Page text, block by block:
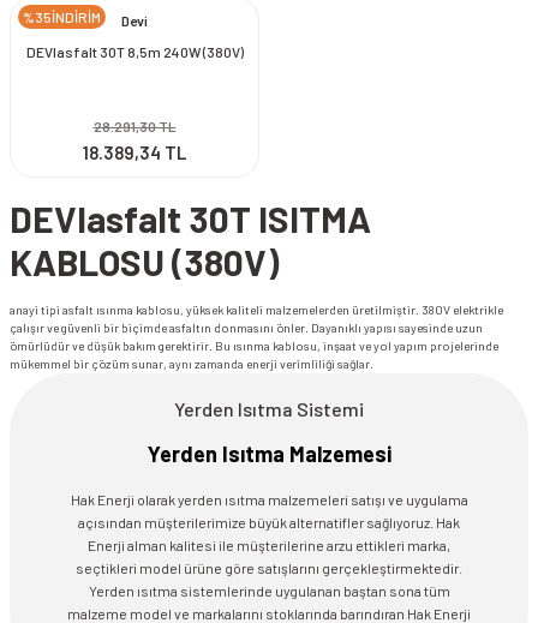
%35İNDİRİM
Devi
DEVIasfalt 30T 8,5m 240W (380V)
28.291,30 TL
18.389,34 TL
DEVIasfalt 30T ISITMA
KABLOSU (380V)
anayi tipi asfalt ısınma kablosu, yüksek kaliteli malzemelerden üretilmiştir. 380V elektrikle
çalışır ve güvenli bir biçimde asfaltın donmasını önler. Dayanıklı yapısı sayesinde uzun
ömürlüdür ve düşük bakım gerektirir. Bu ısınma kablosu, inşaat ve yol yapım projelerinde
mükemmel bir çözüm sunar, aynı zamanda enerji verimliliği sağlar.
Yerden Isıtma Sistemi
Yerden Isıtma Malzemesi
Hak Enerji olarak yerden ısıtma malzemeleri satışı ve uygulama
açısından müşterilerimize büyük alternatifler sağlıyoruz. Hak
Enerji alman kalitesi ile müşterilerine arzu ettikleri marka,
seçtikleri model ürüne göre satışlarını gerçekleştirmektedir.
Yerden ısıtma sistemlerinde uygulanan baştan sona tüm
malzeme model ve markalarını stoklarında barındıran Hak Enerji